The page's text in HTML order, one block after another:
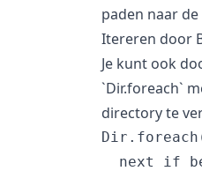
paden naar
Itereren door
Je kunt ook
`Dir.foreach`
directory te
next if